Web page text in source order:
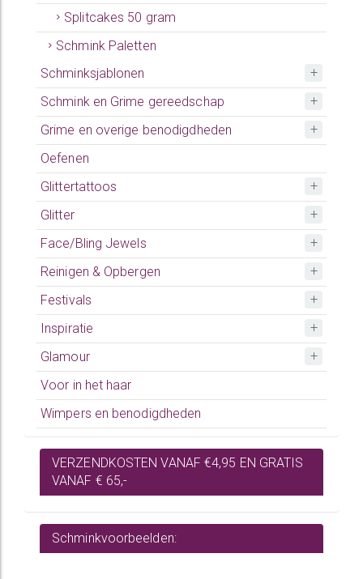
Splitcakes 50 gram
Schmink Paletten
Schminksjablonen
Schmink en Grime gereedschap
Grime en overige benodigdheden
Oefenen
Glittertattoos
Glitter
Face/Bling Jewels
Reinigen & Opbergen
Festivals
Inspiratie
Glamour
Voor in het haar
Wimpers en benodigdheden
VERZENDKOSTEN VANAF €4,95 EN GRATIS
VANAF € 65,-
Schminkvoorbeelden: